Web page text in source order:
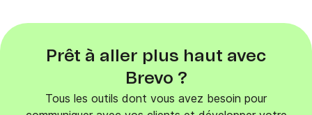
Prêt à aller plus haut avec
Brevo ?
Tous les outils dont vous avez besoin pour